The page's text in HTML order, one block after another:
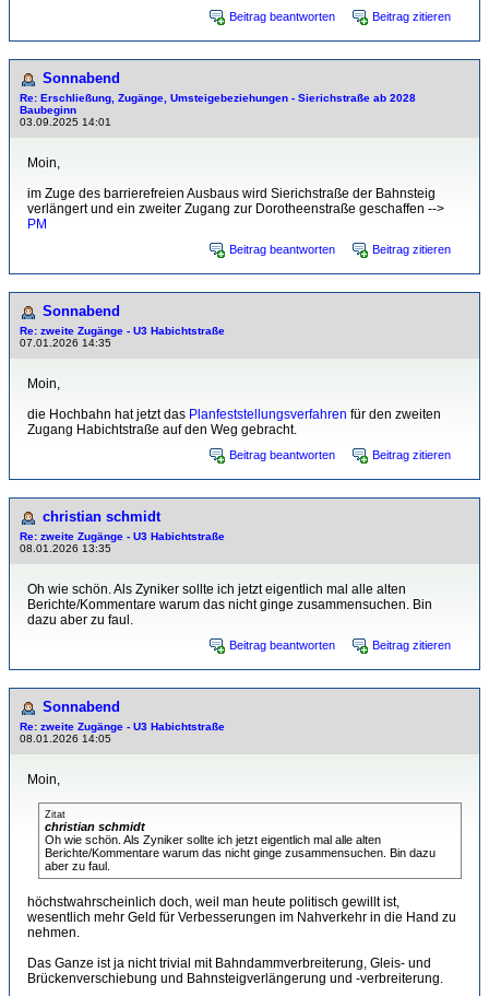
Beitrag beantworten Beitrag zitieren
Sonnabend
Re: Erschließung, Zugänge, Umsteigebeziehungen - Sierichstraße ab 2028
Baubeginn
03.09.2025 14:01
Moin,
im Zuge des barrierefreien Ausbaus wird Sierichstraße der Bahnsteig
verlängert und ein zweiter Zugang zur Dorotheenstraße geschaffen -->
PM
Beitrag beantworten Beitrag zitieren
Sonnabend
Re: zweite Zugänge - U3 Habichtstraße
07.01.2026 14:35
Moin,
die Hochbahn hat jetzt das Planfeststellungsverfahren für den zweiten
Zugang Habichtstraße auf den Weg gebracht.
Beitrag beantworten Beitrag zitieren
christian schmidt
Re: zweite Zugänge - U3 Habichtstraße
08.01.2026 13:35
Oh wie schön. Als Zyniker sollte ich jetzt eigentlich mal alle alten
Berichte/Kommentare warum das nicht ginge zusammensuchen. Bin
dazu aber zu faul.
Beitrag beantworten Beitrag zitieren
Sonnabend
Re: zweite Zugänge - U3 Habichtstraße
08.01.2026 14:05
Moin,
Zitat
christian schmidt
Oh wie schön. Als Zyniker sollte ich jetzt eigentlich mal alle alten
Berichte/Kommentare warum das nicht ginge zusammensuchen. Bin dazu
aber zu faul.
höchstwahrscheinlich doch, weil man heute politisch gewillt ist,
wesentlich mehr Geld für Verbesserungen im Nahverkehr in die Hand zu
nehmen.
Das Ganze ist ja nicht trivial mit Bahndammverbreiterung, Gleis- und
Brückenverschiebung und Bahnsteigverlängerung und -verbreiterung.